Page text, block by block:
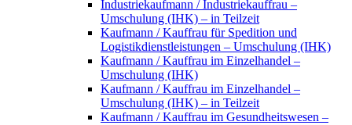
Industriekaufmann / Industriekauffrau –
Umschulung (IHK) – in Teilzeit
Kaufmann / Kauffrau für Spedition und
Logistikdienstleistungen – Umschulung (IHK)
Kaufmann / Kauffrau im Einzelhandel –
Umschulung (IHK)
Kaufmann / Kauffrau im Einzelhandel –
Umschulung (IHK) – in Teilzeit
Kaufmann / Kauffrau im Gesundheitswesen –